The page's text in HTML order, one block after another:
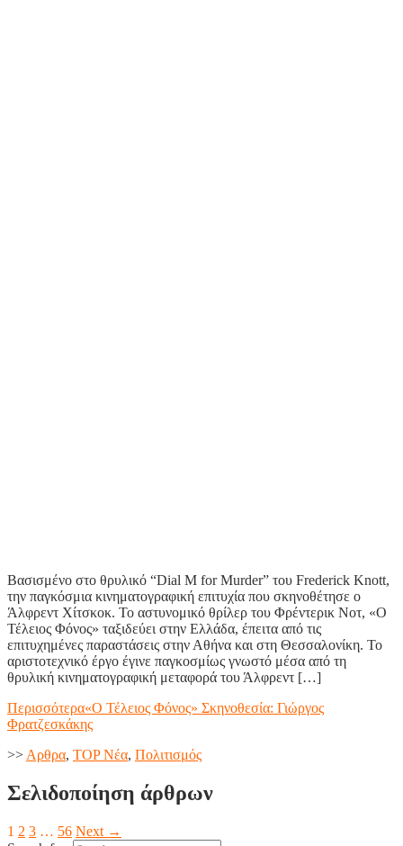
Βασισμένο στο θρυλικό “Dial M for Murder” του Frederick Knott,
την παγκόσμια κινηματογραφική επιτυχία που σκηνοθέτησε ο
Άλφρεντ Χίτσκοκ. Το αστυνομικό θρίλερ του Φρέντερικ Νοτ, «Ο
Τέλειος Φόνος» ταξιδεύει στην Ελλάδα, έπειτα από τις
επιτυχημένες παραστάσεις στην Αθήνα και στη Θεσσαλονίκη. Το
αριστοτεχνικό έργο έγινε παγκοσμίως γνωστό μέσα από τη
θρυλική κινηματογραφική μεταφορά του Άλφρεντ […]
Περισσότερα«Ο Τέλειος Φόνος» Σκηνοθεσία: Γιώργος
Φρατζεσκάκης
>>Aρθρα, TOP Nέα, Πολιτισμός
Σελιδοποίηση άρθρων
1 2 3 … 56 Next →